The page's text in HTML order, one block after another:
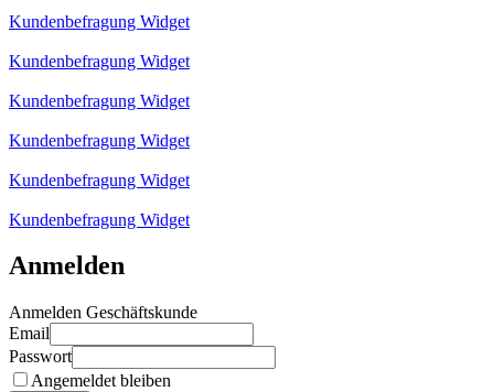
Kundenbefragung Widget
Kundenbefragung Widget
Kundenbefragung Widget
Kundenbefragung Widget
Kundenbefragung Widget
Kundenbefragung Widget
Anmelden
Anmelden Geschäftskunde
Email
Passwort
Angemeldet bleiben